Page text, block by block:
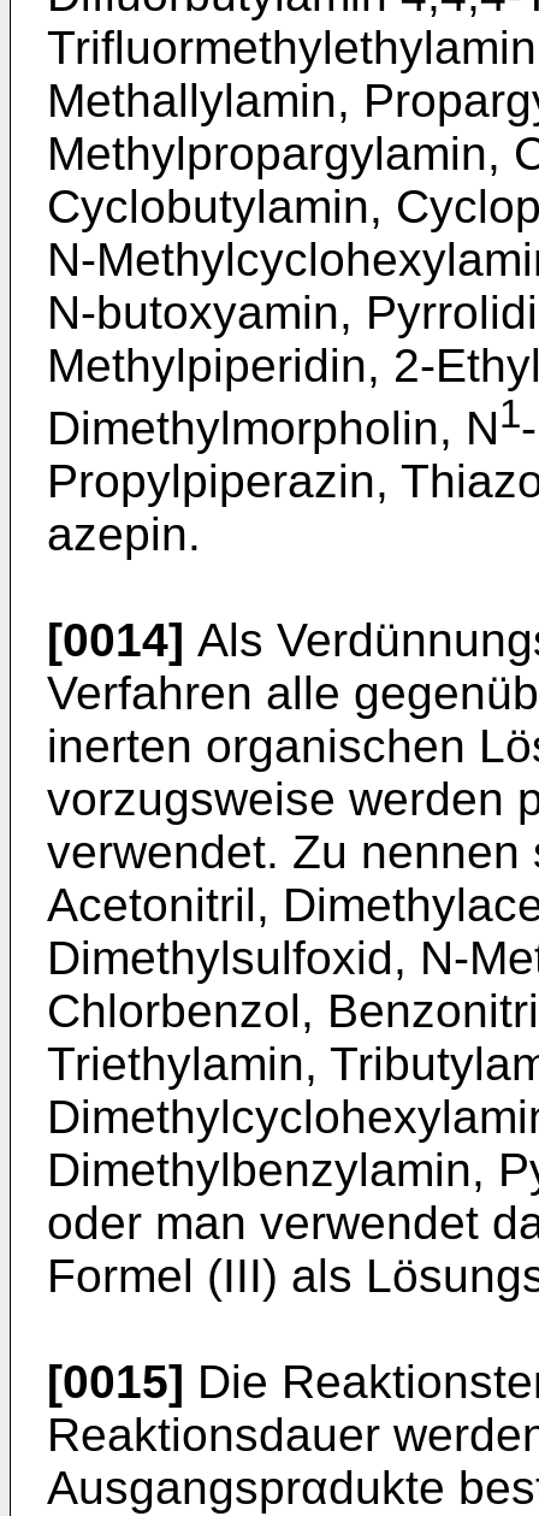
Methallylamin,
Methylpropargylamin,
Cyclobutylamin,
N-
N-butoxyamin,
Methylpiperidin, 2-
Dimethylmorpholin, N1
Propylpiperazin,
azepin.
[0014] Als
Verfahren alle
inerten organischen
vorzugsweise werden
verwendet. Zu
Acetonitril,
Dimethylsulfoxid, N-
Chlorbenzol,
Triethylamin,
Dimethylbenzylamin,
oder man verwendet
Formel (III) als
[0015] Die
Reaktionsdauer
Ausgangsprαdukte